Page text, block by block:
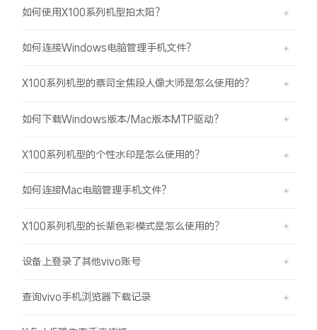
如何使用X100系列机型拍太阳？
如何连接Windows电脑管理手机文件？
X100系列机型的蔡司全焦段人像大师是怎么使用的？
如何下载Windows版本/Mac版本MTP驱动？
X100系列机型的个性水印是怎么使用的？
如何连接Mac电脑管理手机文件？
X100系列机型的长辈色彩模式是怎么使用的？
设备上登录了其他vivo账号
查询vivo手机浏览器下载记录